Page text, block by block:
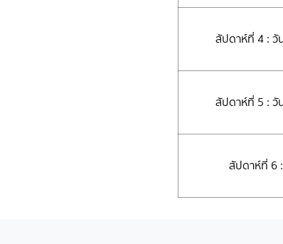
สัปดาห์ที่ 4 :
สัปดาห์ที่ 5 :
สัปดาห์ที่ 6